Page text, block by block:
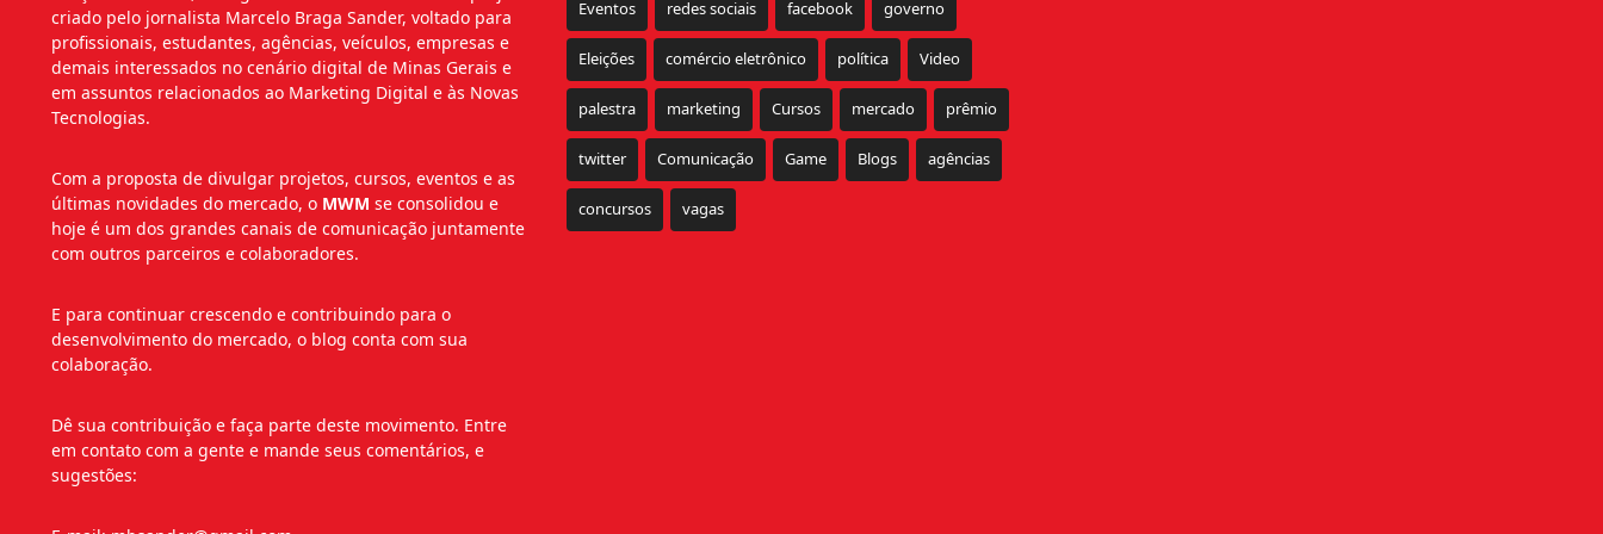
criado pelo jornalista Marcelo Braga Sander, voltado para
profissionais, estudantes, agências, veículos, empresas e
demais interessados no cenário digital de Minas Gerais e
em assuntos relacionados ao Marketing Digital e às Novas
Tecnologias.
Com a proposta de divulgar projetos, cursos, eventos e as
últimas novidades do mercado, o MWM se consolidou e
hoje é um dos grandes canais de comunicação juntamente
com outros parceiros e colaboradores.
E para continuar crescendo e contribuindo para o
desenvolvimento do mercado, o blog conta com sua
colaboração.
Dê sua contribuição e faça parte deste movimento. Entre
em contato com a gente e mande seus comentários, e
sugestões:
Eventos redes sociais facebook governo
Eleições comércio eletrônico política Video
palestra marketing Cursos mercado prêmio
twitter Comunicação Game Blogs agências
concursos vagas